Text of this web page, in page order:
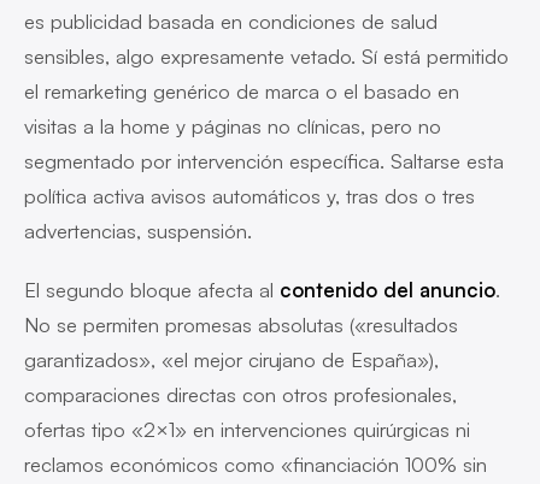
es publicidad basada en condiciones de salud
sensibles, algo expresamente vetado. Sí está permitido
el remarketing genérico de marca o el basado en
visitas a la home y páginas no clínicas, pero no
segmentado por intervención específica. Saltarse esta
política activa avisos automáticos y, tras dos o tres
advertencias, suspensión.
El segundo bloque afecta al contenido del anuncio.
No se permiten promesas absolutas («resultados
garantizados», «el mejor cirujano de España»),
comparaciones directas con otros profesionales,
ofertas tipo «2×1» en intervenciones quirúrgicas ni
reclamos económicos como «financiación 100% sin